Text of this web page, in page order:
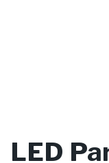
LED